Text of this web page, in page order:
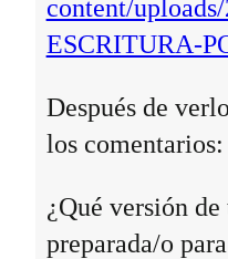
content/
ESCRITURA-
Después de
los comentarios:
¿Qué versión
preparada/o